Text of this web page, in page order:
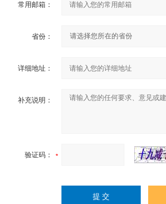
常用邮箱：
省份：
详细地址：
补充说明：
验证码：